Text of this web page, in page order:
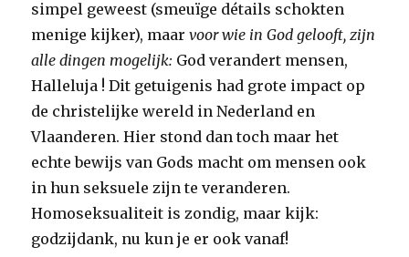
simpel geweest (smeuïge détails schokten
menige kijker), maarvoor wie in God gelooft, zijn
alle dingen mogelijk: God verandert mensen,
Halleluja ! Dit getuigenis had grote impact op
de christelijke wereld in Nederland en
Vlaanderen. Hier stond dan toch maar het
echte bewijs van Gods macht om mensen ook
in hun seksuele zijn te veranderen.
Homoseksualiteit is zondig, maar kijk:
godzijdank, nu kun je er ook vanaf!